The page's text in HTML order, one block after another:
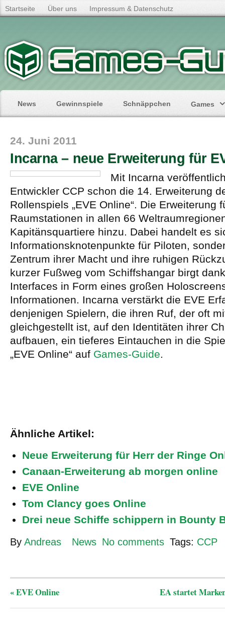
Startseite Über uns Impressum & Datenschutz
News Gewinnspiele Schnäppchen Games
24. Juni 2011
Incarna – neue Erweiterung für
Mit Incarna
Entwickler CCP schon die 14. Erweiterung
Rollenspiels „EVE Online“. Die Erweiterung
Raumstationen in allen 66
Kapitänsquartiere hinzu. Dabei handelt es
Informationsknotenpunkte für Piloten,
Zentrum ihrer Macht und ihre ruhigen
kurzer Fußweg vom Schiffshangar birgt
Interfaces in Form eines großen
Informationen. Incarna verstärkt die EVE
denjenigen Spielern, die ihren Ruf, der oft
gleichgestellt ist, auf den Identitäten ihrer
aufbauen, ein tieferes Eintauchen in die
„EVE Online“ auf Games-Guide.
Ähnliche Artikel:
Neue Erweiterung für Herr der Ringe
Canaan-Erweiterung ab morgen online
EVE Online
Tom Clancy goes Online
Drei neue Schiffe schippern in Bounty
By Andreas News No comments Tags: CCP
«EVE Online EA startet